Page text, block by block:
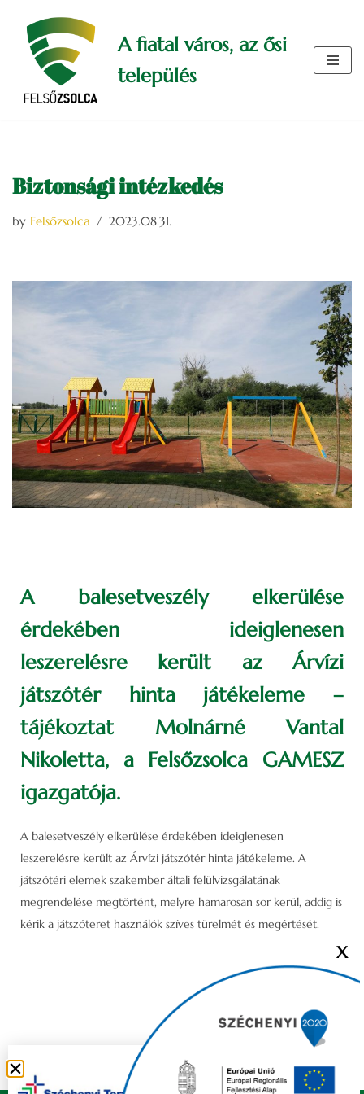
Skip
content
A fiatal város, az ősi
település
Biztonsági intézkedés
by Felsőzsolca 2023.08.31.
A balesetveszély elkerülése
érdekében ideiglenesen
leszerelésre került az Árvízi
játszótér hinta játékeleme –
tájékoztat Molnárné Vantal
Nikoletta, a Felsőzsolca GAMESZ
igazgatója.
A balesetveszély elkerülése érdekében ideiglenesen
leszerelésre került az Árvízi játszótér hinta játékeleme. A
játszótéri elemek szakember általi felülvizsgálatának
megrendelése megtörtént, melyre hamarosan sor kerül, addig is
kérik a játszóteret használók szíves türelmét és megértését.
X